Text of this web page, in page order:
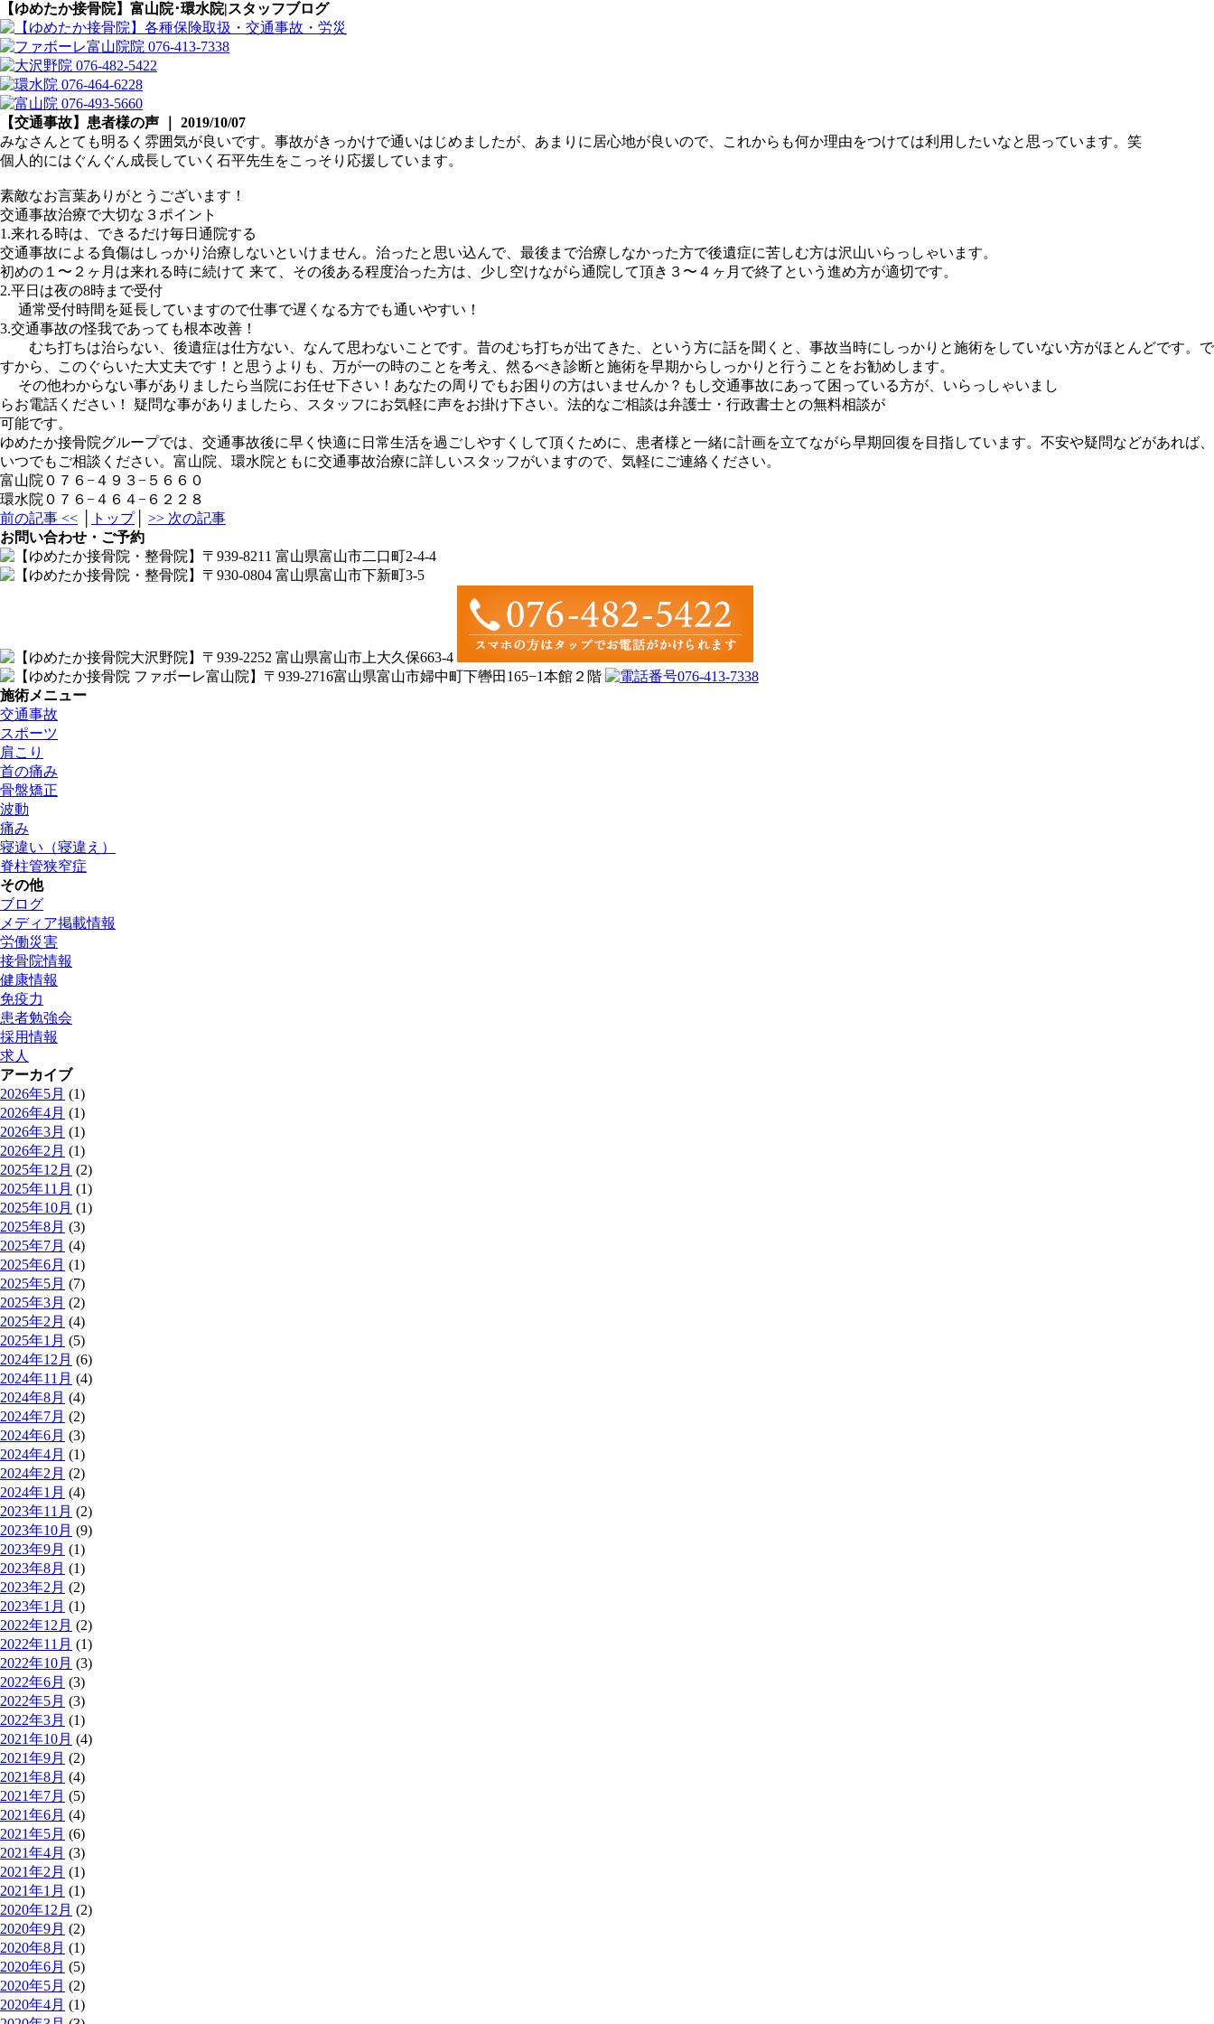
【ゆめたか接骨院】富山院･環水院|スタッフブログ
【交通事故】患者様の声 ｜ 2019/10/07
みなさんとても明るく雰囲気が良いです。事故がきっかけで通いはじめましたが、あまりに居心地が良いので、これからも何か理由をつけては利用したいなと思っています。笑
個人的にはぐんぐん成長していく石平先生をこっそり応援しています。
素敵なお言葉ありがとうございます！
交通事故治療で大切な３ポイント
1.来れる時は、できるだけ毎日通院する
交通事故による負傷はしっかり治療しないといけません。治ったと思い込んで、最後まで治療しなかった方で後遺症に苦しむ方は沢山いらっしゃいます。
初めの１〜２ヶ月は来れる時に続けて 来て、その後ある程度治った方は、少し空けながら通院して頂き３〜４ヶ月で終了という進め方が適切です。
2.平日は夜の8時まで受付
通常受付時間を延長していますので仕事で遅くなる方でも通いやすい！
3.交通事故の怪我であっても根本改善！
むち打ちは治らない、後遺症は仕方ない、なんて思わないことです。昔のむち打ちが出てきた、という方に話を聞くと、事故当時にしっかりと施術をしていない方がほとんどです。で
すから、このぐらいた大丈夫です！と思うよりも、万が一の時のことを考え、然るべき診断と施術を早期からしっかりと行うことをお勧めします。
その他わからない事がありましたら当院にお任せ下さい！あなたの周りでもお困りの方はいませんか？もし交通事故にあって困っている方が、いらっしゃいまし
らお電話ください！ 疑問な事がありましたら、スタッフにお気軽に声をお掛け下さい。法的なご相談は弁護士・行政書士との無料相談が
可能です。
ゆめたか接骨院グループでは、交通事故後に早く快適に日常生活を過ごしやすくして頂くために、患者様と一緒に計画を立てながら早期回復を目指しています。不安や疑問などがあれば、
いつでもご相談ください。富山院、環水院ともに交通事故治療に詳しいスタッフがいますので、気軽にご連絡ください。
富山院０７６−４９３−５６６０
環水院０７６−４６４−６２２８
前の記事 <<
トップ│ >> 次の記事
お問い合わせ・ご予約
施術メニュー
交通事故
スポーツ
肩こり
首の痛み
骨盤矯正
波動
痛み
寝違い（寝違え）
脊柱管狭窄症
その他
ブログ
メディア掲載情報
労働災害
接骨院情報
健康情報
免疫力
患者勉強会
採用情報
求人
アーカイブ
2026年5月 (1)
2026年4月 (1)
2026年3月 (1)
2026年2月 (1)
2025年12月 (2)
2025年11月 (1)
2025年10月 (1)
2025年8月 (3)
2025年7月 (4)
2025年6月 (1)
2025年5月 (7)
2025年3月 (2)
2025年2月 (4)
2025年1月 (5)
2024年12月 (6)
2024年11月 (4)
2024年8月 (4)
2024年7月 (2)
2024年6月 (3)
2024年4月 (1)
2024年2月 (2)
2024年1月 (4)
2023年11月 (2)
2023年10月 (9)
2023年9月 (1)
2023年8月 (1)
2023年2月 (2)
2023年1月 (1)
2022年12月 (2)
2022年11月 (1)
2022年10月 (3)
2022年6月 (3)
2022年5月 (3)
2022年3月 (1)
2021年10月 (4)
2021年9月 (2)
2021年8月 (4)
2021年7月 (5)
2021年6月 (4)
2021年5月 (6)
2021年4月 (3)
2021年2月 (1)
2021年1月 (1)
2020年12月 (2)
2020年9月 (2)
2020年8月 (1)
2020年6月 (5)
2020年5月 (2)
2020年4月 (1)